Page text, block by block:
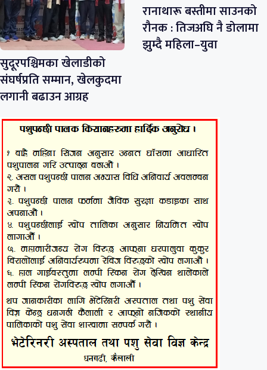
सुदूरपश्चिमका खेलाडीको
संघर्षप्रति सम्मान, खेलकुदमा
लगानी बढाउन आग्रह
रानाथारू बस्तीमा साउनको
रौनक : तिजअघि नै डोलामा
झुम्दै महिला–युवा